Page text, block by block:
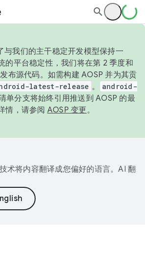
与我们的主干稳定开发模型保持一
的平台稳定性，我们将在第 2 季度和
布源代码。如需构建 AOSP 并为其贡
latest-release 。
android-
单分支将始终引用推送到 AOSP 的最
情，请参阅 AOSP 变更。
术将内容翻译成您偏好的语言。AI 翻